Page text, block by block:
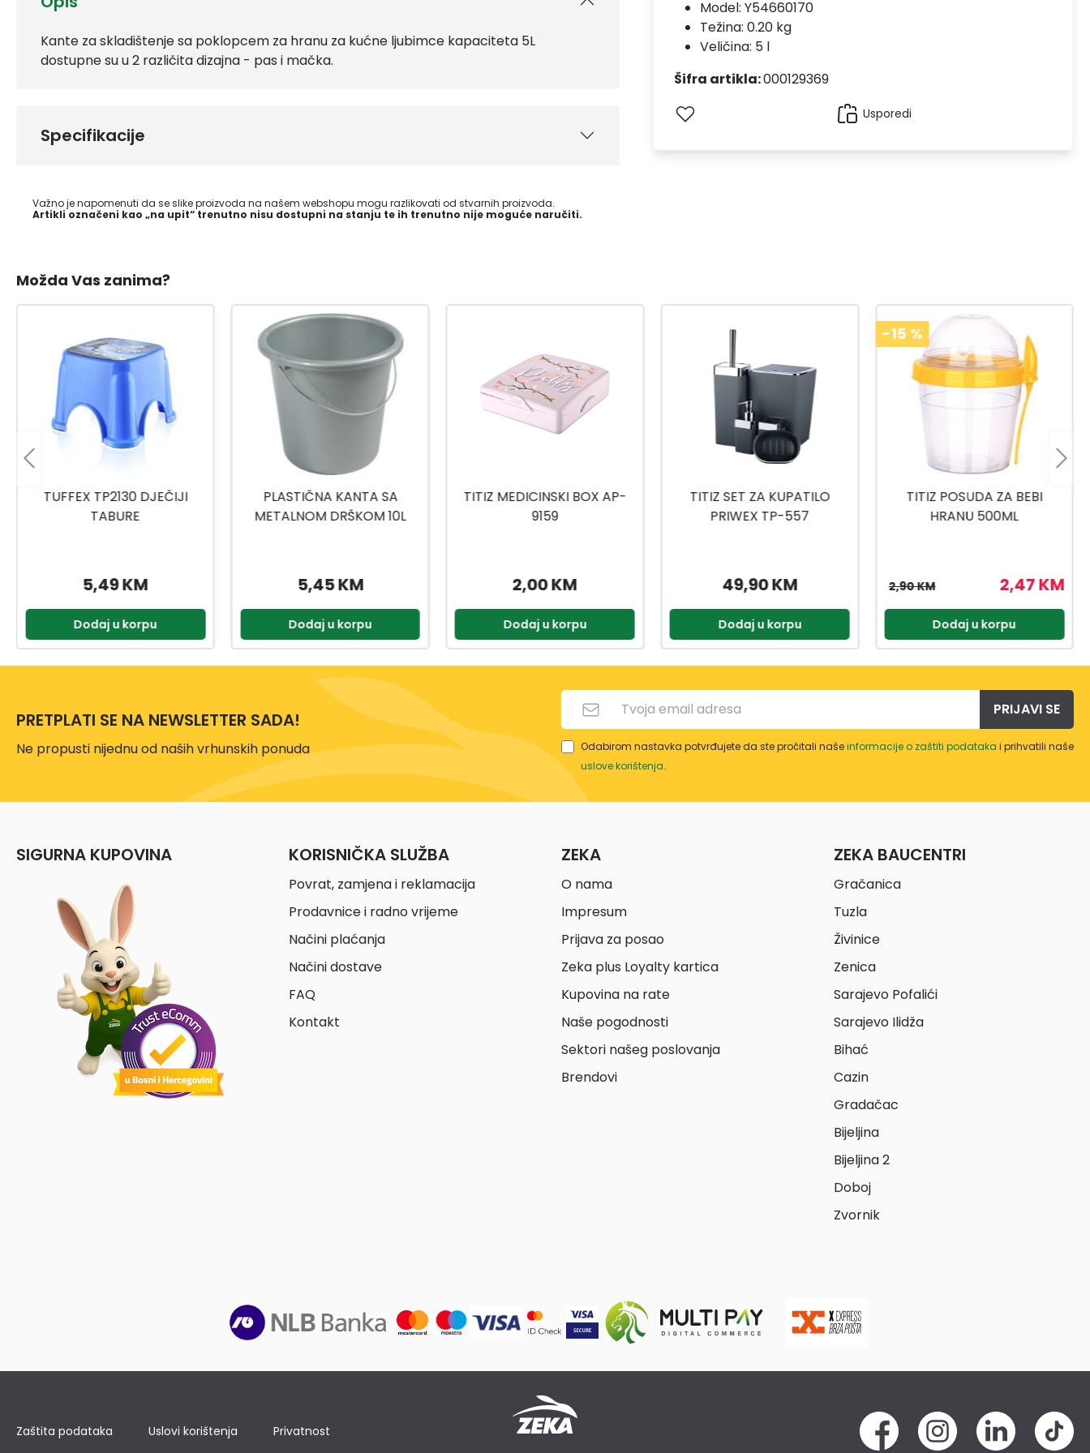
Kante za skladištenje sa poklopcem za hranu za kućne ljubimce kapaciteta 5L
dostupne su u 2 različita dizajna - pas i mačka.
Specifikacije
Važno je napomenuti da se slike proizvoda na našem webshopu mogu razlikovati od stvarnih proizvoda.
Artikli označeni kao „na upit“ trenutno nisu dostupni na stanju te ih trenutno nije moguće naručiti.
Model: Y54660170
Težina: 0.20 kg
Veličina: 5 l
Šifra artikla:000129369
Usporedi
Možda Vas zanima?
PLASTIČNA KANTA SA
METALNOM DRŠKOM 10L
5,45 KM
Dodaj u korpu
TITIZ MEDICINSKI BOX AP-
9159
2,00 KM
Dodaj u korpu
TITIZ SET ZA KUPATILO
PRIWEX TP-557
49,90 KM
Dodaj u korpu
TITIZ POSUDA ZA BEBI
HRANU 500ML
2,47 KM
Dodaj u korpu
-15 %
TITIZ SET ZA SLADOLED AP-
9425
3,57 KM
4,20 KM
Dodaj u korpu
PRETPLATI SE NA NEWSLETTER SADA!
Ne propusti nijednu od naših vrhunskih ponuda
PRIJAVI SE
Odabirom nastavka potvrđujete da ste pročitali našeinformacije o zaštiti podataka i prihvatili naše
uslove korištenja.
SIGURNA KUPOVINA KORISNIČKA SLUŽBA
Povrat, zamjena i reklamacija
Prodavnice i radno vrijeme
Načini plaćanja
Načini dostave
FAQ
Kontakt
ZEKA
O nama
Impresum
Prijava za posao
Zeka plus Loyalty kartica
Kupovina na rate
Naše pogodnosti
Sektori našeg poslovanja
Brendovi
ZEKA BAUCENTRI
Gračanica
Tuzla
Živinice
Zenica
Sarajevo Pofalići
Sarajevo Ilidža
Bihać
Cazin
Gradačac
Bijeljina
Bijeljina 2
Doboj
Zvornik
Zaštita podataka Uslovi korištenja Privatnost